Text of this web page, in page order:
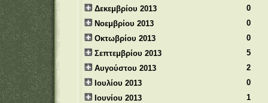
Δεκεμβρίου 2013
0
Νοεμβρίου 2013
0
Οκτωβρίου 2013
0
Σεπτεμβρίου 2013
5
Αυγούστου 2013
2
Ιουλίου 2013
0
Ιουνίου 2013
1